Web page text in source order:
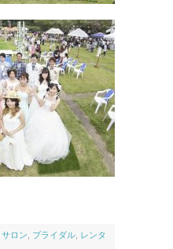
サロン ブライダル レンタ